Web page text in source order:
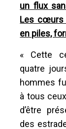
un flux
Les cœurs
en piles,
« Cette
quatre
hommes
à tous
d’être
des